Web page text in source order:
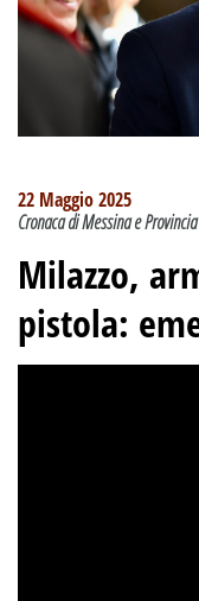
22 Maggio 2025
Cronaca di Messina e Provincia
Milazzo,
pistola: